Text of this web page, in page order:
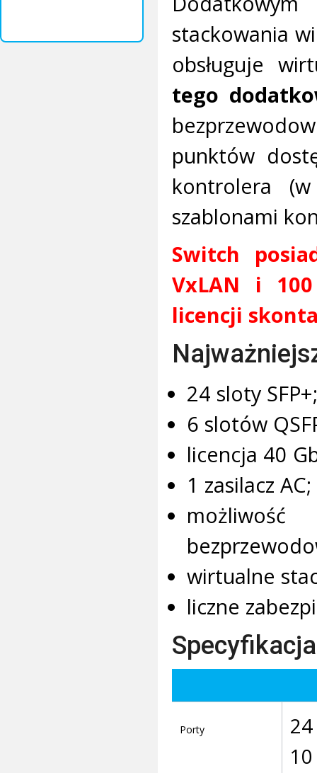
stackowania
obsługuje
tego
punktów
kontrolera
szablonami
Switch
VxLAN i
licencji
24 sloty SFP+;
6 slotów
licencja 40
1 zasilacz AC;
wirtualne
liczne
Porty
24